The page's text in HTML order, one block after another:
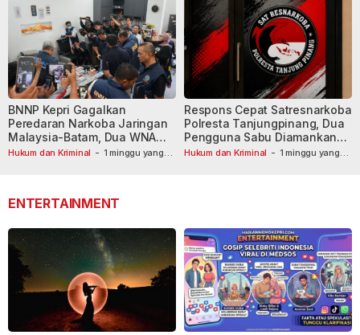
Hukum dan Kriminal - 1 minggu yang
BNNP Kepri Gagalkan
Peredaran Narkoba Jaringan
Malaysia-Batam, Dua WNA
Masih Diburu
Hukum dan Kriminal - 1 minggu yang
Respons Cepat Satresnarkoba
Polresta Tanjungpinang, Dua
Pengguna Sabu Diamankan
Usai Dilaporkan ke Call Center
ENTERTAINMENT